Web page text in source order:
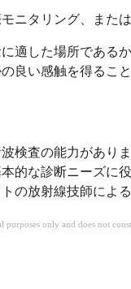
ニタリング、また
適した場所である
良い感触を得ること
検査の能力があり
的な診断ニーズに
の放射線技師によ
only and does not